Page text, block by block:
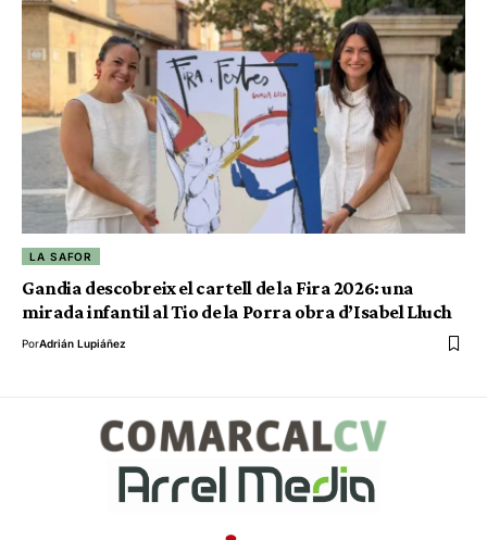
LA SAFOR
Gandia descobreix el cartell de la Fira 2026: una
mirada infantil al Tio de la Porra obra d’Isabel Lluch
PorAdrián Lupiáñez